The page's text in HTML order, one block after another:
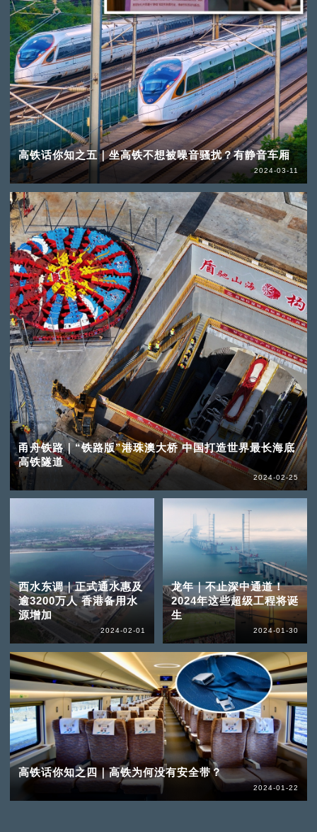
高铁话你知之五｜坐高铁不想被噪音骚扰？有静音车厢
2024-03-11
甬舟铁路｜“铁路版”港珠澳大桥 中国打造世界最长海底
高铁隧道
2024-02-25
西水东调｜正式通水惠及
逾3200万人 香港备用水
源增加
2024-02-01
龙年｜不止深中通道！
2024年这些超级工程将诞
生
2024-01-30
高铁话你知之四｜高铁为何没有安全带？
2024-01-22